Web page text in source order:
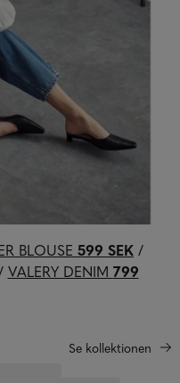
BLOUSE 599 SEK /
VALERY DENIM 799
Se kollektionen